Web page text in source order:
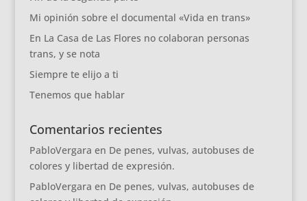
Mi opinión sobre el documental «Vida en trans»
En La Casa de Las Flores no colaboran personas
trans, y se nota
Siempre te elijo a ti
Tenemos que hablar
Comentarios recientes
PabloVergara en De penes, vulvas, autobuses de
colores y libertad de expresión.
PabloVergara en De penes, vulvas, autobuses de